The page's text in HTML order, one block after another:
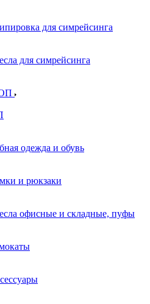
для симрейсинга
для симрейсинга
одежда и обувь
и рюкзаки
офисные и складные, пуфы